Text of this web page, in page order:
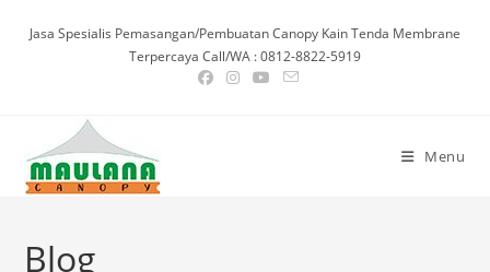
Jasa Spesialis Pemasangan/Pembuatan Canopy Kain Tenda Membrane
Terpercaya Call/WA : 0812-8822-5919
Menu
Blog